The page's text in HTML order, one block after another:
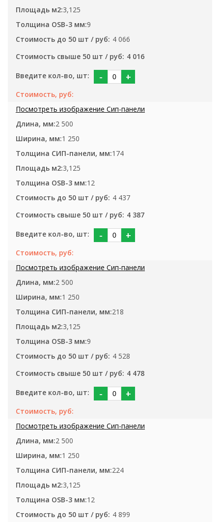
3,125
9
4 066
4 016
- +
2 500
1 250
174
3,125
12
4 437
4 387
- +
2 500
1 250
218
3,125
9
4 528
4 478
- +
2 500
1 250
224
3,125
12
4 899